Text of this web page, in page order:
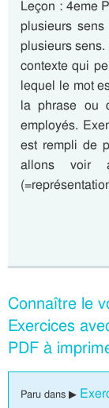
Leçon : 4eme
plusieurs
plusieurs sens.
contexte qui
lequel le mot
la phrase ou
employés.
est rempli de
allons voir
Connaître le
Exercices
PDF à
Paru dans ▶